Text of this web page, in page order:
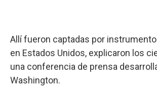
Allí fueron captadas por
en Estados Unidos, explicaron los
una conferencia de prensa
Washington.